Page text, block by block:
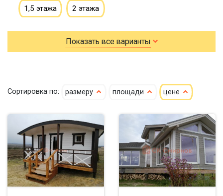
1,5 этажа 2 этажа
По типу бруса:
клееный сухой
клееный кедр
профилированный
100х150
150х150
По размеру:
3х4 3х5 3х6
5х5 5х6 5х7
6х6 6х7 6х8
7х10 8х8
8х9 большие
небольшие
Показать все варианты
Сортировка по: размеру площади цене